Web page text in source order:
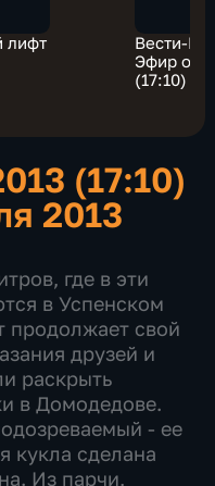
лифт
Вести-
Эфир от
(17:10)
(17:10)
2013
где в эти
в Успенском
продолжает свой
друзей и
раскрыть
в Домодедове.
- ее
кукла сделана
Из парчи,